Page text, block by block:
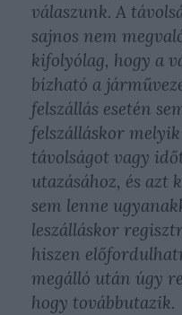
válaszunk. A
sajnos nem
kifolyólag, hogy a
bízható a
felszállás esetén
felszálláskor
távolságot vagy
utazásához, és azt
sem lenne
leszálláskor
hiszen
megálló után úgy
hogy továbbutazik.